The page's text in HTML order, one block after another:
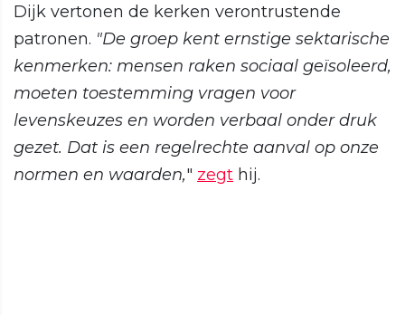
Dijk vertonen de kerken verontrustende
patronen. "De groep kent ernstige sektarische
kenmerken: mensen raken sociaal geïsoleerd,
moeten toestemming vragen voor
levenskeuzes en worden verbaal onder druk
gezet. Dat is een regelrechte aanval op onze
normen en waarden," zegt hij.